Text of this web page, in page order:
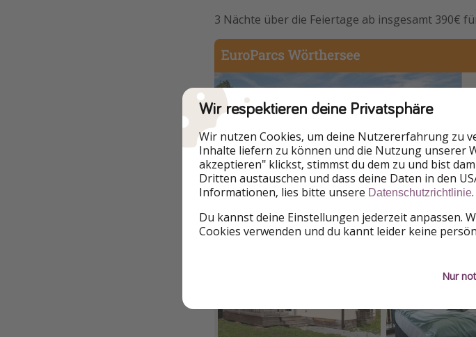
3 Nächte über die Feiertage ab insgesamt 390€
Wir respektieren deine Privatsphäre
Wir nutzen Cookies, um deine Nutzererfahrung zu
Inhalte liefern zu können und die Nutzung unserer
akzeptieren" klickst, stimmst du dem zu und bist
Dritten austauschen und dass deine Daten in den
Informationen, lies bitte unsere Datenschutzrichtlinie.
Du kannst deine Einstellungen jederzeit anpassen.
Cookies verwenden und du kannt leider keine
Nur